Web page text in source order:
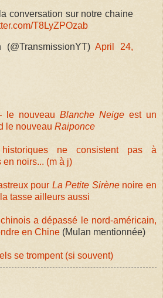
conversation sur notre chaine
T8LyZPOzab
April 24,
le nouveau Blanche Neige est un
le nouveau Raiponce
ne consistent pas à
noirs... (m à j)
pour La Petite Sirènenoire en
tasse ailleurs aussi
a dépassé le nord-américain,
en Chine (Mulan mentionnée)
se trompent (si souvent)